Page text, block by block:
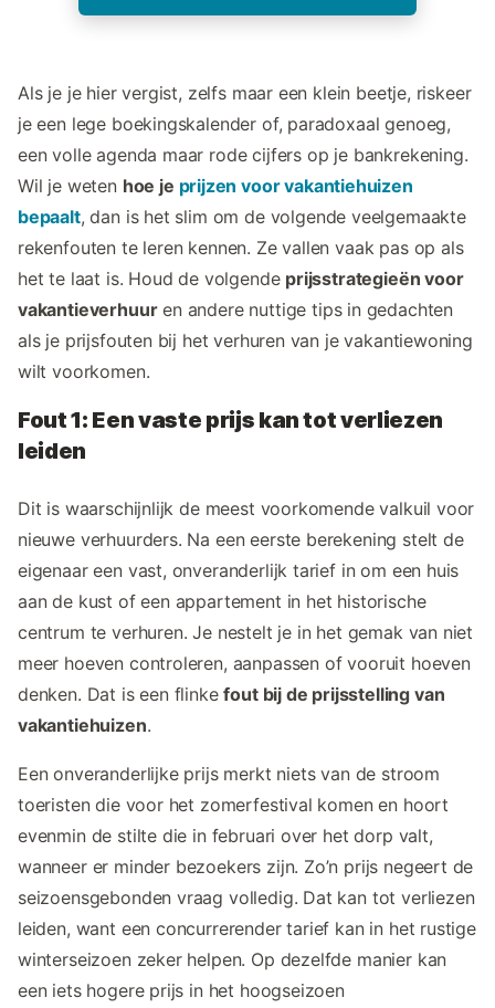
Als je je hier vergist, zelfs maar een klein beetje, riskeer
je een lege boekingskalender of, paradoxaal genoeg,
een volle agenda maar rode cijfers op je bankrekening.
Wil je weten hoe je prijzen voor vakantiehuizen
bepaalt, dan is het slim om de volgende veelgemaakte
rekenfouten te leren kennen. Ze vallen vaak pas op als
het te laat is. Houd de volgende prijsstrategieën voor
vakantieverhuuren andere nuttige tips in gedachten
als je prijsfouten bij het verhuren van je vakantiewoning
wilt voorkomen.
Fout 1: Een vaste prijs kan tot verliezen
leiden
Dit is waarschijnlijk de meest voorkomende valkuil voor
nieuwe verhuurders. Na een eerste berekening stelt de
eigenaar een vast, onveranderlijk tarief in om een huis
aan de kust of een appartement in het historische
centrum te verhuren. Je nestelt je in het gemak van niet
meer hoeven controleren, aanpassen of vooruit hoeven
denken. Dat is een flinkefout bij de prijsstelling van
vakantiehuizen.
Een onveranderlijke prijs merkt niets van de stroom
toeristen die voor het zomerfestival komen en hoort
evenmin de stilte die in februari over het dorp valt,
wanneer er minder bezoekers zijn. Zo’n prijs negeert de
seizoensgebonden vraag volledig. Dat kan tot verliezen
leiden, want een concurrerender tarief kan in het rustige
winterseizoen zeker helpen. Op dezelfde manier kan
een iets hogere prijs in het hoogseizoen